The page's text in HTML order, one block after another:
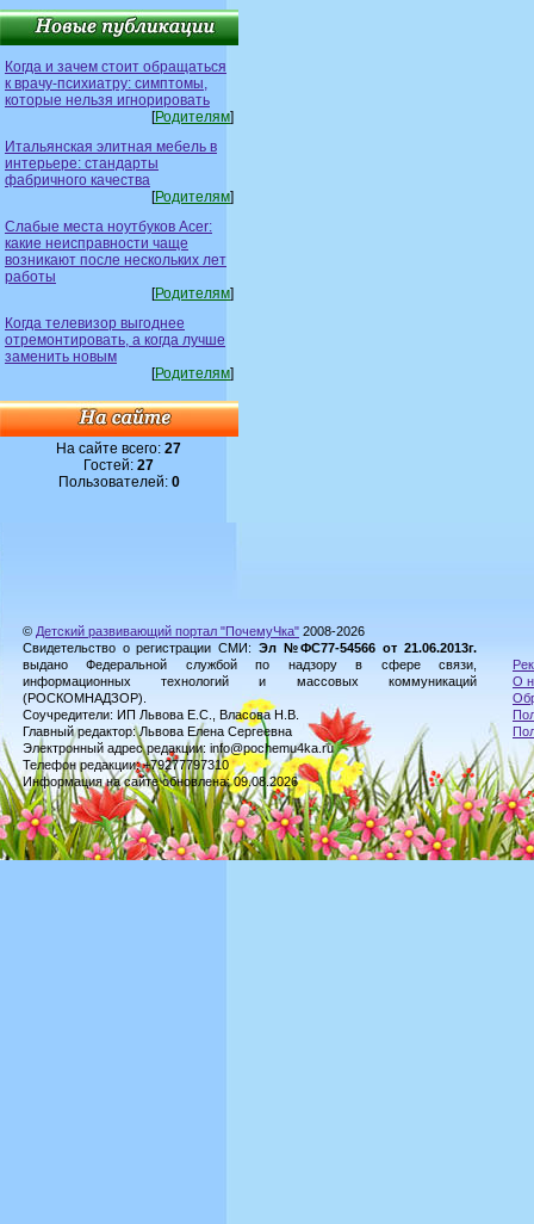
Когда и зачем стоит обращаться
к врачу-психиатру: симптомы,
которые нельзя игнорировать
[Родителям]
Итальянская элитная мебель в
интерьере: стандарты
фабричного качества
[Родителям]
Слабые места ноутбуков Acer:
какие неисправности чаще
возникают после нескольких лет
работы
[Родителям]
Когда телевизор выгоднее
отремонтировать, а когда лучше
заменить новым
[Родителям]
На сайте всего:27
Гостей:27
Пользователей: 0
© Детский развивающий портал "ПочемуЧка" 2008-2026
Свидетельство о регистрации СМИ: Эл №ФС77-54566 от 21.06.2013г.
выдано Федеральной службой по надзору в сфере связи,
информационных технологий и массовых коммуникаций
(РОСКОМНАДЗОР).
Соучредители: ИП Львова Е.С., Власова Н.В.
Главный редактор: Львова Елена Сергеевна
Электронный адрес редакции: info@pochemu4ka.ru
Телефон редакции: +79277797310
Информация на сайте обновлена: 09.08.2026
О